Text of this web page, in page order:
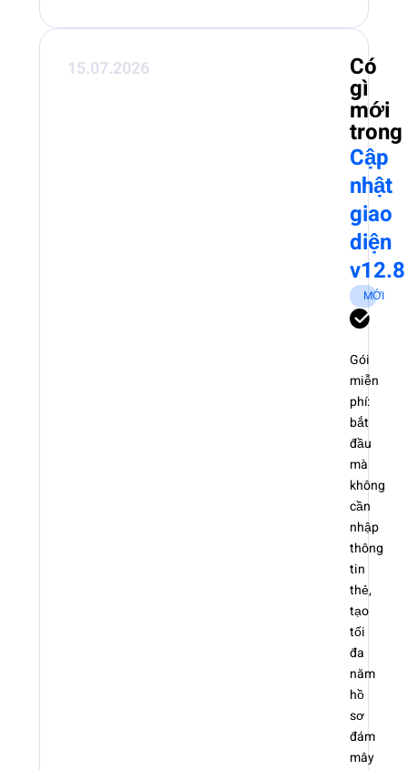
15.07.2026 Có
gì
mới
trong
Cập
nhật
giao
diện
v12.8
MỚI
Gói
miễn
phí:
bắt
đầu
mà
không
cần
nhập
thông
tin
thẻ,
tạo
tối
đa
năm
hồ
sơ
đám
mây